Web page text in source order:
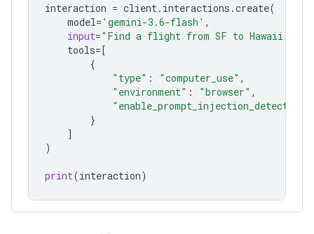
interaction = client. interactions .create(
model= 'gemini-3.6-flash' ,
input="Find a flight from SF to Hawaii on
tools=[
{
"type" : "computer_use" ,
"environment" : "browser" ,
"enable_prompt_injection_detection"
}
]
)
print(interaction)